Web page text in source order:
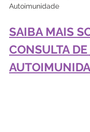
Autoimunidade
SAIBA MAIS
CONSULTA DE